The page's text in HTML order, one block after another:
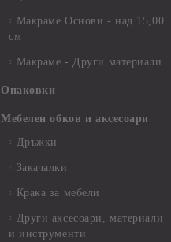
Макраме Основи - над 15,00
см
Макраме - Други материали
Опаковки
Мебелен обков и аксесоари
Дръжки
Закачалки
Крака за мебели
Други аксесоари, материали
и инструменти